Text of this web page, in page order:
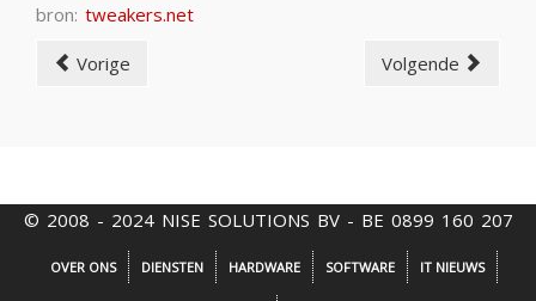
bron: tweakers.net
Vorige Volgende
© 2008 - 2024 NISE SOLUTIONS BV - BE 0899 160 207
OVER ONS DIENSTEN HARDWARE SOFTWARE IT NIEUWS